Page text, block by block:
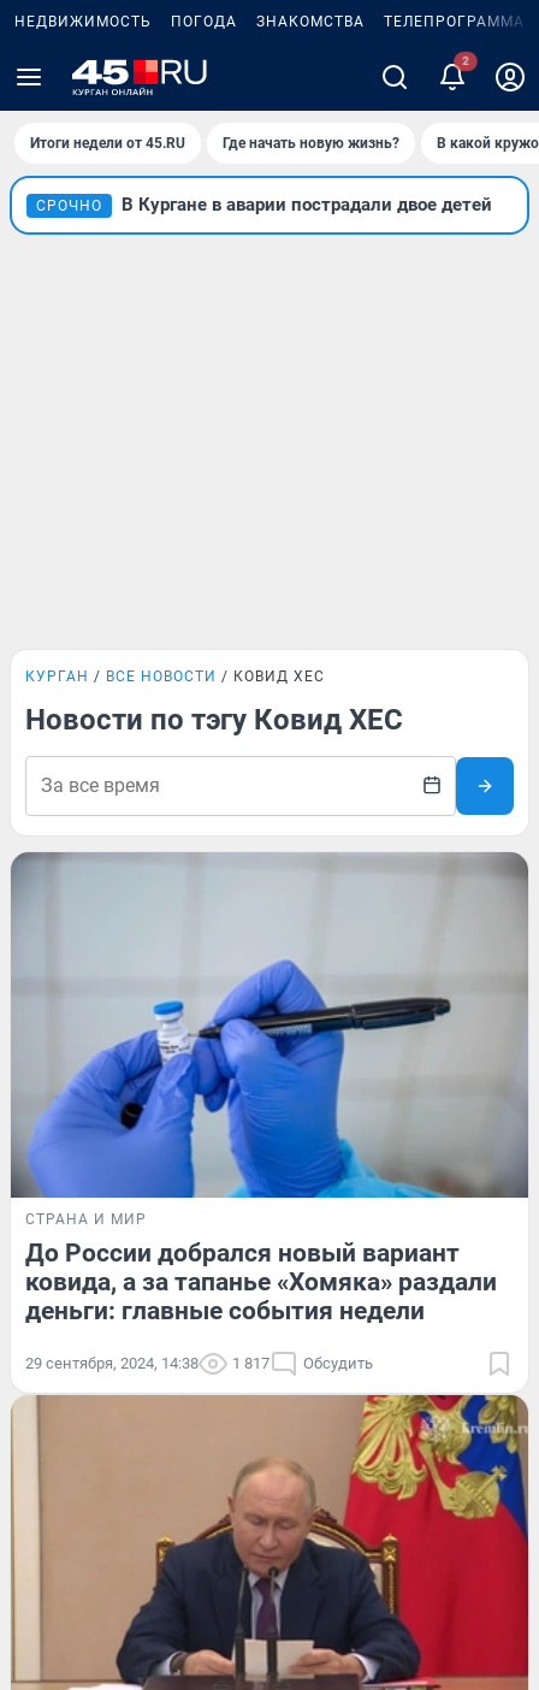
НЕДВИЖИМОСТЬ ПОГОДА ЗНАКОМСТВА ТЕЛЕПРОГРАММА
Итоги недели от 45.RU Где начать новую жизнь? В какой
СРОЧНО В Кургане в аварии пострадали двое детей
КУРГАН ВСЕ НОВОСТИ КОВИД XEC
Новости по тэгу Ковид XEC
СТРАНА И МИР
До России добрался новый вариант
ковида, а за тапанье «Хомяка» раздали
деньги: главные события недели
29 сентября, 2024, 14:38 1 817 Обсудить